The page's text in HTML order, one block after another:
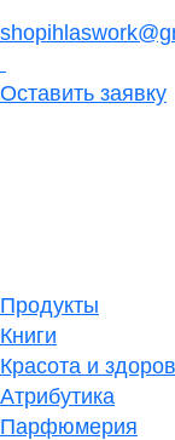
Оставить заявку
Продукты
Книги
Красота и
Атрибутика
Парфюмерия